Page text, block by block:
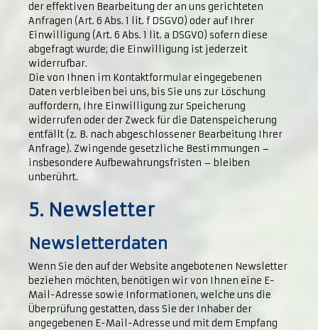
der effektiven Bearbeitung der an uns gerichteten
Anfragen (Art. 6 Abs. 1 lit. f DSGVO) oder auf Ihrer
Einwilligung (Art. 6 Abs. 1 lit. a DSGVO) sofern diese
abgefragt wurde; die Einwilligung ist jederzeit
widerrufbar.
Die von Ihnen im Kontaktformular eingegebenen
Daten verbleiben bei uns, bis Sie uns zur Löschung
auffordern, Ihre Einwilligung zur Speicherung
widerrufen oder der Zweck für die Datenspeicherung
entfällt (z. B. nach abgeschlossener Bearbeitung Ihrer
Anfrage). Zwingende gesetzliche Bestimmungen –
insbesondere Aufbewahrungsfristen – bleiben
unberührt.
5. Newsletter
Newsletter­daten
Wenn Sie den auf der Website angebotenen Newsletter
beziehen möchten, benötigen wir von Ihnen eine E-
Mail-Adresse sowie Informationen, welche uns die
Überprüfung gestatten, dass Sie der Inhaber der
angegebenen E-Mail-Adresse und mit dem Empfang